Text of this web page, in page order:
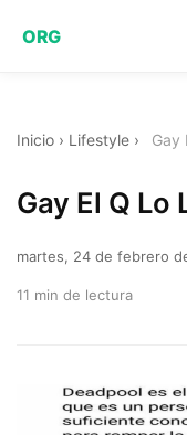
ORG
Inicio › Lifestyle › Gay
Gay El Q Lo
martes, 24 de febrero
11 min de lectura